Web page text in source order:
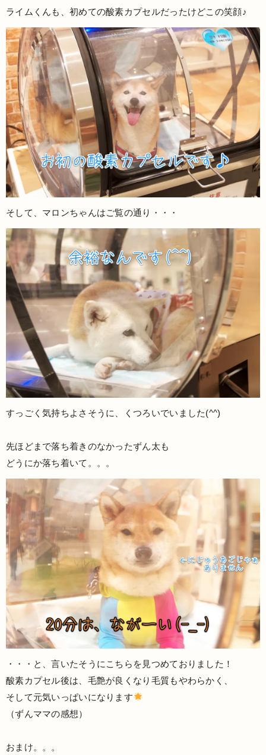
ライムくんも、初めての酸素カプセルだったけどこの笑顔♪
そして、マロンちゃんはご覧の通り・・・
すっごく気持ちよさそうに、くつろいでいました(^^)
先ほどまで落ち着きのなかったずん太も
どうにか落ち着いて。。。
・・・と、言いたそうにこちらを見つめておりました！
酸素カプセル後は、毛艶が良くなり毛質もやわらかく、
そして元気いっぱいになります
（ずんママの感想）
おまけ。。。